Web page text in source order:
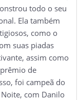
todo o seu
Ela também
como o
suas piadas
assim como
de
foi campeã do
Noite, com Danilo